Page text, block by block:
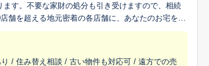
す。不要な家財の処分も引き受けますので、相続
舗を超える地元密着の各店舗に、あなたのお宅を生
/ 住み替え相談 / 古い物件も対応可 / 遠方での売